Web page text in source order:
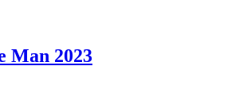
Man 2023